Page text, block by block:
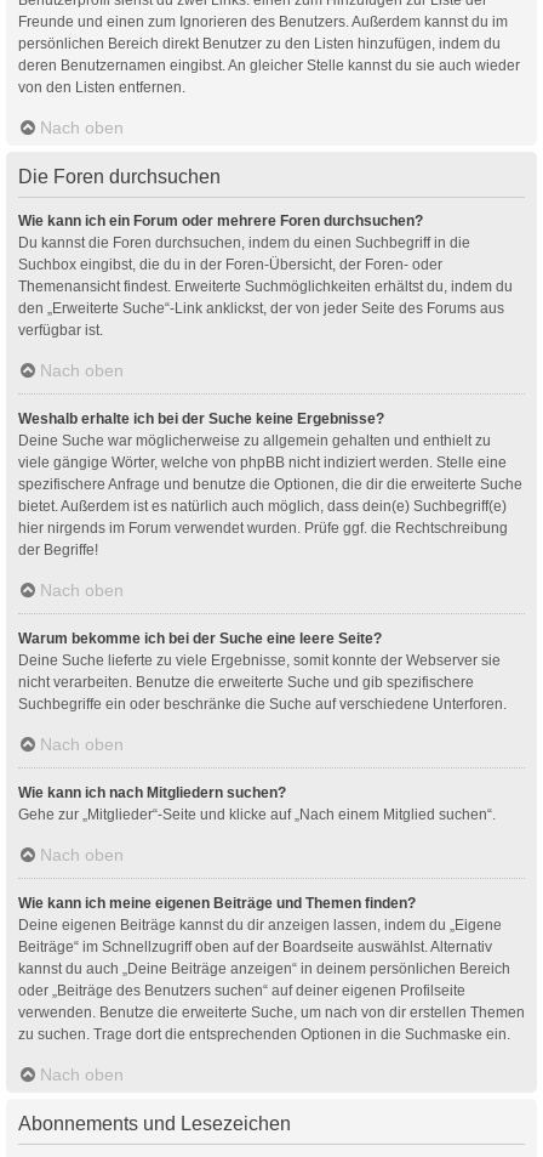
Freunde und einen zum Ignorieren des Benutzers. Außerdem kannst du im
persönlichen Bereich direkt Benutzer zu den Listen hinzufügen, indem du
deren Benutzernamen eingibst. An gleicher Stelle kannst du sie auch wieder
von den Listen entfernen.
Nach oben
Die Foren durchsuchen
Wie kann ich ein Forum oder mehrere Foren durchsuchen?
Du kannst die Foren durchsuchen, indem du einen Suchbegriff in die
Suchbox eingibst, die du in der Foren-Übersicht, der Foren- oder
Themenansicht findest. Erweiterte Suchmöglichkeiten erhältst du, indem du
den „Erweiterte Suche“-Link anklickst, der von jeder Seite des Forums aus
verfügbar ist.
Nach oben
Weshalb erhalte ich bei der Suche keine Ergebnisse?
Deine Suche war möglicherweise zu allgemein gehalten und enthielt zu
viele gängige Wörter, welche von phpBB nicht indiziert werden. Stelle eine
spezifischere Anfrage und benutze die Optionen, die dir die erweiterte Suche
bietet. Außerdem ist es natürlich auch möglich, dass dein(e) Suchbegriff(e)
hier nirgends im Forum verwendet wurden. Prüfe ggf. die Rechtschreibung
der Begriffe!
Nach oben
Warum bekomme ich bei der Suche eine leere Seite?
Deine Suche lieferte zu viele Ergebnisse, somit konnte der Webserver sie
nicht verarbeiten. Benutze die erweiterte Suche und gib spezifischere
Suchbegriffe ein oder beschränke die Suche auf verschiedene Unterforen.
Nach oben
Wie kann ich nach Mitgliedern suchen?
Gehe zur „Mitglieder“-Seite und klicke auf „Nach einem Mitglied suchen“.
Nach oben
Wie kann ich meine eigenen Beiträge und Themen finden?
Deine eigenen Beiträge kannst du dir anzeigen lassen, indem du „Eigene
Beiträge“ im Schnellzugriff oben auf der Boardseite auswählst. Alternativ
kannst du auch „Deine Beiträge anzeigen“ in deinem persönlichen Bereich
oder „Beiträge des Benutzers suchen“ auf deiner eigenen Profilseite
verwenden. Benutze die erweiterte Suche, um nach von dir erstellen Themen
zu suchen. Trage dort die entsprechenden Optionen in die Suchmaske ein.
Nach oben
Abonnements und Lesezeichen